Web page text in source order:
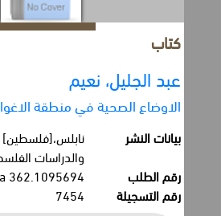
عبد الجليل، نعيم
الاوضاع الصحية في منطقة الاغوار/
بيانات النشر
نابلس،[فلسطين] : مركز
والدراسات الفلسطينية، 1999.
رقم الطلب
362.1095694 A135a
رقم التسجيلة
7454